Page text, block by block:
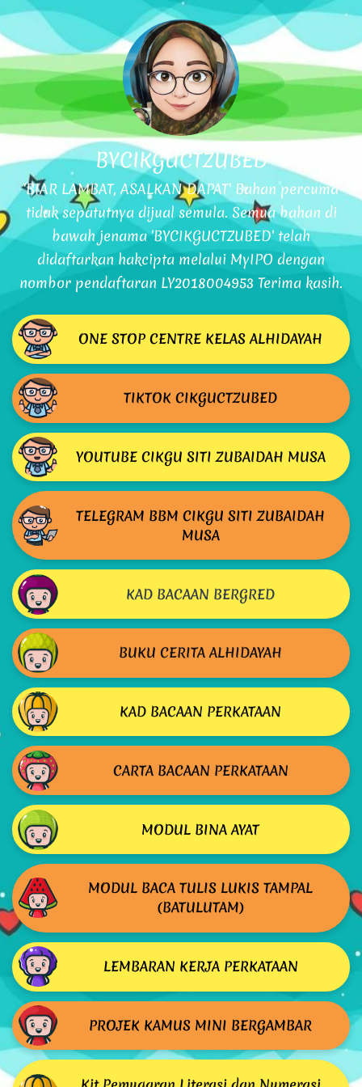
BYCIKGUCTZUBED
'BIAR LAMBAT, ASALKAN DAPAT' Bahan percuma
tidak sepatutnya dijual semula. Semua bahan di
bawah jenama 'BYCIKGUCTZUBED' telah
didaftarkan hakcipta melalui MyIPO dengan
nombor pendaftaran LY2018004953 Terima kasih.
ONE STOP CENTRE KELAS ALHIDAYAH
TIKTOK CIKGUCTZUBED
YOUTUBE CIKGU SITI ZUBAIDAH MUSA
TELEGRAM BBM CIKGU SITI ZUBAIDAH
MUSA
KAD BACAAN BERGRED
BUKU CERITA ALHIDAYAH
KAD BACAAN PERKATAAN
CARTA BACAAN PERKATAAN
MODUL BINA AYAT
MODUL BACA TULIS LUKIS TAMPAL
(BATULUTAM)
LEMBARAN KERJA PERKATAAN
PROJEK KAMUS MINI BERGAMBAR